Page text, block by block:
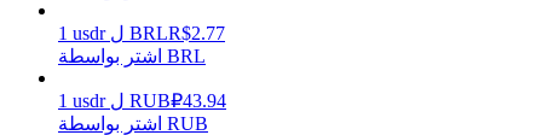
1 usdr ل BRLR$2.77
اشتر بواسطة BRL
1 usdr ل RUB₽43.94
اشتر بواسطة RUB